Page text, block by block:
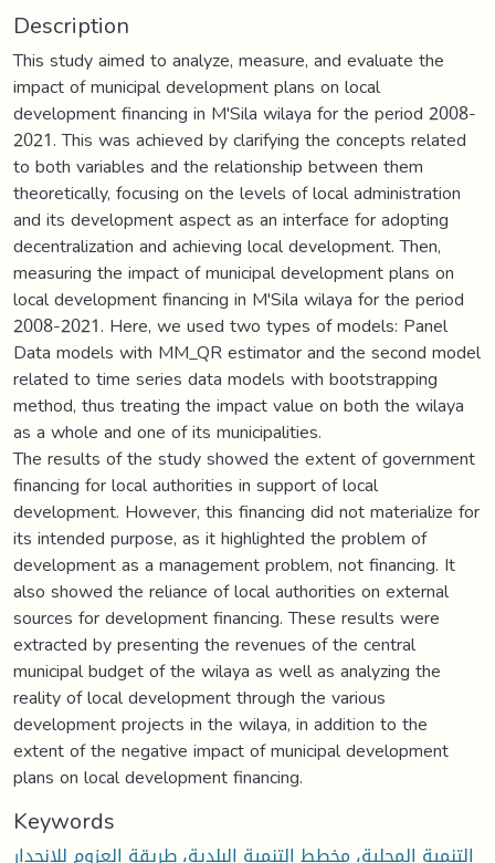
Description
This study aimed to analyze, measure, and evaluate the
impact of municipal development plans on local
development financing in M'Sila wilaya for the period 2008-
2021. This was achieved by clarifying the concepts related
to both variables and the relationship between them
theoretically, focusing on the levels of local administration
and its development aspect as an interface for adopting
decentralization and achieving local development. Then,
measuring the impact of municipal development plans on
local development financing in M'Sila wilaya for the period
2008-2021. Here, we used two types of models: Panel
Data models with MM_QR estimator and the second model
related to time series data models with bootstrapping
method, thus treating the impact value on both the wilaya
as a whole and one of its municipalities.
The results of the study showed the extent of government
financing for local authorities in support of local
development. However, this financing did not materialize for
its intended purpose, as it highlighted the problem of
development as a management problem, not financing. It
also showed the reliance of local authorities on external
sources for development financing. These results were
extracted by presenting the revenues of the central
municipal budget of the wilaya as well as analyzing the
reality of local development through the various
development projects in the wilaya, in addition to the
extent of the negative impact of municipal development
plans on local development financing.
Keywords
التنمية المحلية، مخطط التنمية البلدية، طريقة العزوم للإنحدار